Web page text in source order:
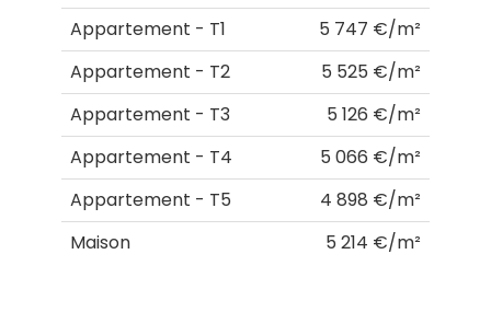
Appartement - T1
5 747 €/m²
Appartement - T2
5 525 €/m²
Appartement - T3
5 126 €/m²
Appartement - T4
5 066 €/m²
Appartement - T5
4 898 €/m²
Maison
5 214 €/m²